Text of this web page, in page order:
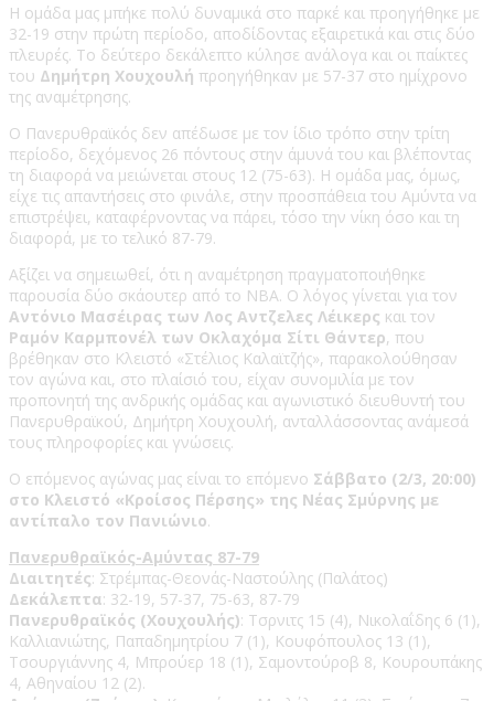
Η ομάδα μας μπήκε πολύ δυναμικά στο παρκέ και προηγήθηκε με
32-19 στην πρώτη περίοδο, αποδίδοντας εξαιρετικά και στις δύο
πλευρές. Το δεύτερο δεκάλεπτο κύλησε ανάλογα και οι παίκτες
του Δημήτρη Χουχουλή προηγήθηκαν με 57-37 στο ημίχρονο
της αναμέτρησης.
Ο Πανερυθραϊκός δεν απέδωσε με τον ίδιο τρόπο στην τρίτη
περίοδο, δεχόμενος 26 πόντους στην άμυνά του και βλέποντας
τη διαφορά να μειώνεται στους 12 (75-63). Η ομάδα μας, όμως,
είχε τις απαντήσεις στο φινάλε, στην προσπάθεια του Αμύντα να
επιστρέψει, καταφέρνοντας να πάρει, τόσο την νίκη όσο και τη
διαφορά, με το τελικό 87-79.
Αξίζει να σημειωθεί, ότι η αναμέτρηση πραγματοποιήθηκε
παρουσία δύο σκάουτερ από το ΝΒΑ. Ο λόγος γίνεται για τον
Αντόνιο Μασέιρας των Λος Αντζελες Λέικερς και τον
Ραμόν Καρμπονέλ των Οκλαχόμα Σίτι Θάντερ, που
βρέθηκαν στο Κλειστό «Στέλιος Καλαϊτζής», παρακολούθησαν
τον αγώνα και, στο πλαίσιό του, είχαν συνομιλία με τον
προπονητή της ανδρικής ομάδας και αγωνιστικό διευθυντή του
Πανερυθραϊκού, Δημήτρη Χουχουλή, ανταλλάσσοντας ανάμεσά
τους πληροφορίες και γνώσεις.
Ο επόμενος αγώνας μας είναι το επόμενο Σάββατο (2/3, 20:00)
στο Κλειστό «Κροίσος Πέρσης» της Νέας Σμύρνης με
αντίπαλο τον Πανιώνιο.
Πανερυθραϊκός-Αμύντας 87-79
Διαιτητές: Στρέμπας-Θεονάς-Ναστούλης (Παλάτος)
Δεκάλεπτα: 32-19, 57-37, 75-63, 87-79
Πανερυθραϊκός (Χουχουλής): Τσρνιτς 15 (4), Νικολαΐδης 6 (1),
Καλλιανιώτης, Παπαδημητρίου 7 (1), Κουφόπουλος 13 (1),
Τσουργιάννης 4, Μπρούερ 18 (1), Σαμοντούροβ 8, Κουρουπάκης
4, Αθηναίου 12 (2).